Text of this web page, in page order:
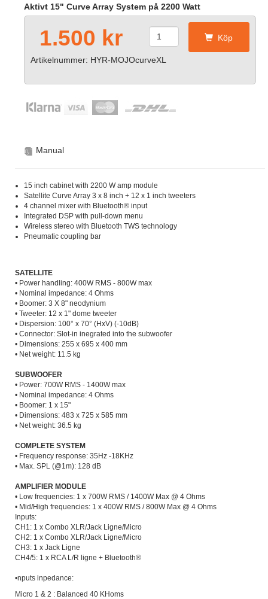
Aktivt 15" Curve Array System på 2200 Watt
1.500 kr Köp
Artikelnummer: HYR-MOJOcurveXL
Manual
15 inch cabinet with 2200 W amp module
Satellite Curve Array 3 x 8 inch + 12 x 1 inch tweeters
4 channel mixer with Bluetooth® input
Integrated DSP with pull-down menu
Wireless stereo with Bluetooth TWS technology
Pneumatic coupling bar
SATELLITE
• Power handling: 400W RMS - 800W max
• Nominal impedance: 4 Ohms
• Boomer: 3 X 8" neodynium
• Tweeter: 12 x 1" dome tweeter
• Dispersion: 100° x 70° (HxV) (-10dB)
• Connector: Slot-in inegrated into the subwoofer
• Dimensions: 255 x 695 x 400 mm
• Net weight: 11.5 kg
SUBWOOFER
• Power: 700W RMS - 1400W max
• Nominal impedance: 4 Ohms
• Boomer: 1 x 15"
• Dimensions: 483 x 725 x 585 mm
• Net weight: 36.5 kg
COMPLETE SYSTEM
• Frequency response: 35Hz -18KHz
• Max. SPL (@1m): 128 dB
AMPLIFIER MODULE
• Low frequencies: 1 x 700W RMS / 1400W Max @ 4 Ohms
• Mid/High frequencies: 1 x 400W RMS / 800W Max @ 4 Ohms
Inputs:
CH1: 1 x Combo XLR/Jack Ligne/Micro
CH2: 1 x Combo XLR/Jack Ligne/Micro
CH3: 1 x Jack Ligne
CH4/5: 1 x RCA L/R ligne + Bluetooth®
•nputs inpedance:
Micro 1 & 2 : Balanced 40 KHoms